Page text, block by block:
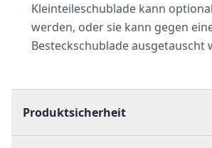
Kleinteileschublade kann
werden, oder sie kann gegen
Besteckschublade ausgetauscht
Produktsicherheit